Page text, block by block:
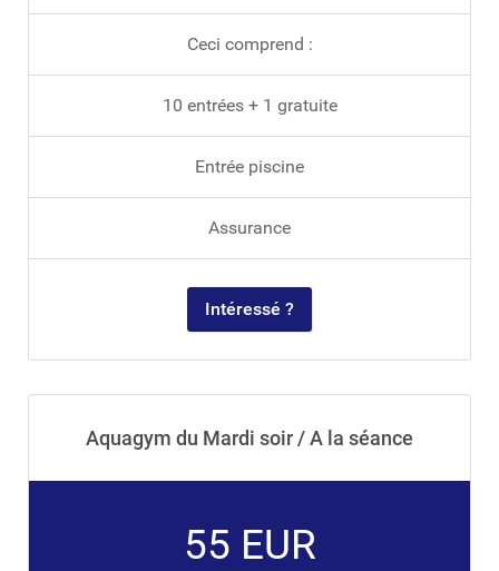
Ceci comprend :
10 entrées + 1 gratuite
Entrée piscine
Assurance
Intéressé ?
Aquagym du Mardi soir / A la séance
55 EUR